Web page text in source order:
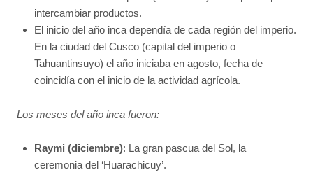
intercambiar productos.
El inicio del año inca dependía de cada región del imperio.
En la ciudad del Cusco (capital del imperio o
Tahuantinsuyo) el año iniciaba en agosto, fecha de
coincidía con el inicio de la actividad agrícola.
Los meses del año inca fueron:
Raymi (diciembre): La gran pascua del Sol, la
ceremonia del ‘Huarachicuy’.